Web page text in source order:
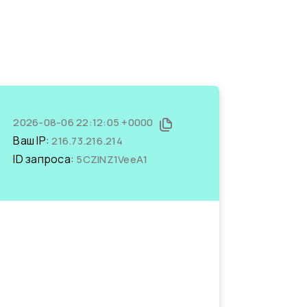
2026-08-06 22:12:05 +0000
Ваш IP:216.73.216.214
ID запроса: 5CZlNZ1VeeA1